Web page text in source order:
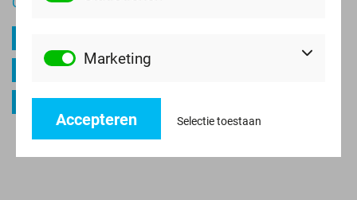
+316 57741680
LinkedIn
Marketing
Accepteren Selectie toestaan